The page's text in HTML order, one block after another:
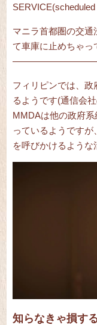
マニラ首都圏の交通
て車庫に止めちゃっ
フィリピンでは、
るようです(通信会
MMDAは他の政府
っているようです
を呼びかけるような
知らなきゃ損す